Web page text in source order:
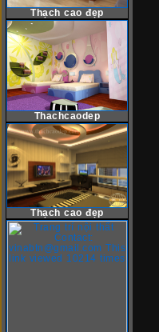
Thạch cao đẹp
Thachcaodep
Thạch cao đẹp